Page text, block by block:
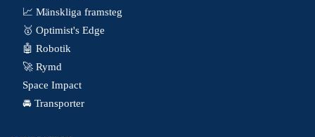
📈 Mänskliga framsteg
🥇 Optimist's Edge
🤖 Robotik
🚀 Rymd
Space Impact
🚘 Transporter